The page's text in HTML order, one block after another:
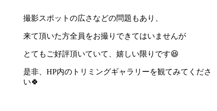
撮影スポットの広さなどの問題もあり、
来て頂いた方全員をお撮りできてはいませんが
とてもご好評頂いていて、嬉しい限りです😆
是非、HP内のトリミングギャラリーを観てみてくださ
い🍀